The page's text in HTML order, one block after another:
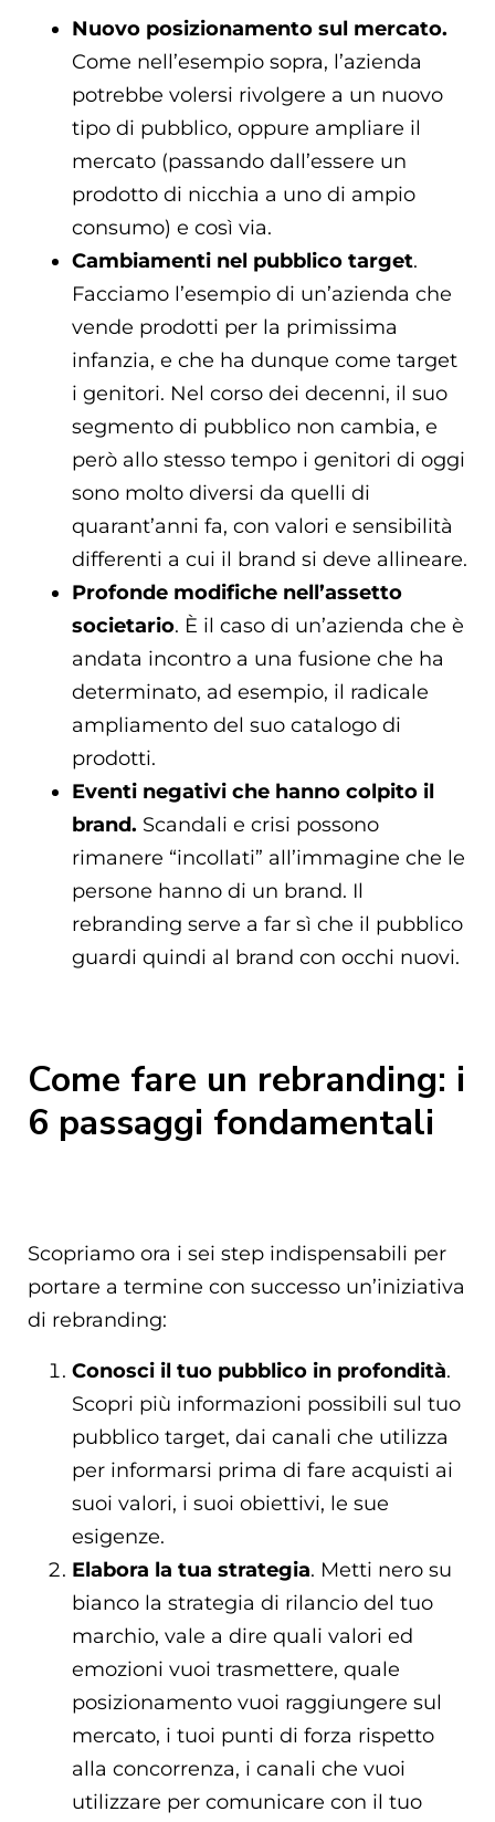
Nuovo posizionamento sul mercato.
Come nell’esempio sopra, l’azienda
potrebbe volersi rivolgere a un nuovo
tipo di pubblico, oppure ampliare il
mercato (passando dall’essere un
prodotto di nicchia a uno di ampio
consumo) e così via.
Cambiamenti nel pubblico target.
Facciamo l’esempio di un’azienda che
vende prodotti per la primissima
infanzia, e che ha dunque come target
i genitori. Nel corso dei decenni, il suo
segmento di pubblico non cambia, e
però allo stesso tempo i genitori di oggi
sono molto diversi da quelli di
quarant’anni fa, con valori e sensibilità
differenti a cui il brand si deve allineare.
Profonde modifiche nell’assetto
societario. È il caso di un’azienda che è
andata incontro a una fusione che ha
determinato, ad esempio, il radicale
ampliamento del suo catalogo di
prodotti.
Eventi negativi che hanno colpito il
brand. Scandali e crisi possono
rimanere “incollati” all’immagine che le
persone hanno di un brand. Il
rebranding serve a far sì che il pubblico
guardi quindi al brand con occhi nuovi.
Come fare un rebranding: i
6 passaggi fondamentali
Scopriamo ora i sei step indispensabili per
portare a termine con successo un’iniziativa
di rebranding:
Conosci il tuo pubblico in profondità.
Scopri più informazioni possibili sul tuo
pubblico target, dai canali che utilizza
per informarsi prima di fare acquisti ai
suoi valori, i suoi obiettivi, le sue
esigenze.
Elabora la tua strategia. Metti nero su
bianco la strategia di rilancio del tuo
marchio, vale a dire quali valori ed
emozioni vuoi trasmettere, quale
posizionamento vuoi raggiungere sul
mercato, i tuoi punti di forza rispetto
alla concorrenza, i canali che vuoi
utilizzare per comunicare con il tuo